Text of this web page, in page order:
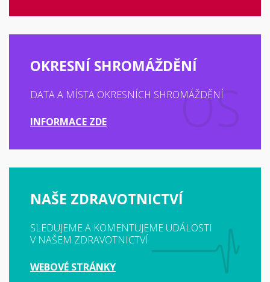
OKRESNÍ SHROMÁŽDĚNÍ
DATA A MÍSTA OKRESNÍCH SHROMÁŽDĚNÍ
INFORMACE ZDE
NAŠE ZDRAVOTNICTVÍ
SLEDUJEME A KOMENTUJEME UDÁLOSTI
V NAŠEM ZDRAVOTNICTVÍ
WEBOVÉ STRÁNKY